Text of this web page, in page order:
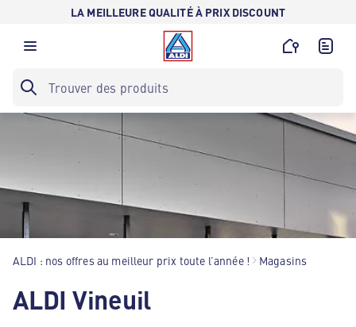
LA MEILLEURE QUALITÉ À PRIX DISCOUNT
ALDI : nos offres au meilleur prix toute l’année ! Magasins
ALDI Vineuil